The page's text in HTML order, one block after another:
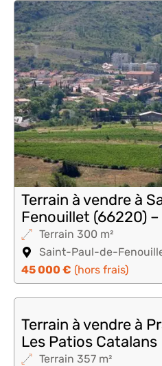
Terrain à vendre à
Fenouillet (66220) –
Terrain 300 m²
Saint-Paul-de-
45 000 € (hors frais)
Terrain à vendre à
Les Patios Catalans
Terrain 357 m²